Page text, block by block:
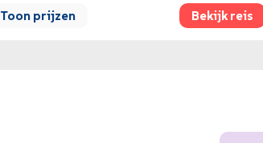
Toon prijzen Bekijk reis